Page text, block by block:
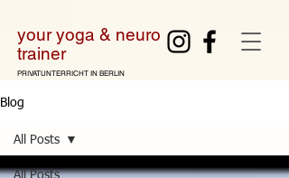
your yoga & neuro
trainer
PRIVATUNTERRICHT IN BERLIN
Blog
All Posts
All Posts